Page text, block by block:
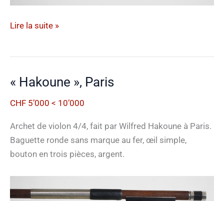
« Poirson »,
Lire la suite »
« Hakoune », Paris
CHF 5’000 < 10’000
Archet de violon 4/4, fait par Wilfred Hakoune à Paris.
Baguette ronde sans marque au fer, œil simple,
bouton en trois pièces, argent.